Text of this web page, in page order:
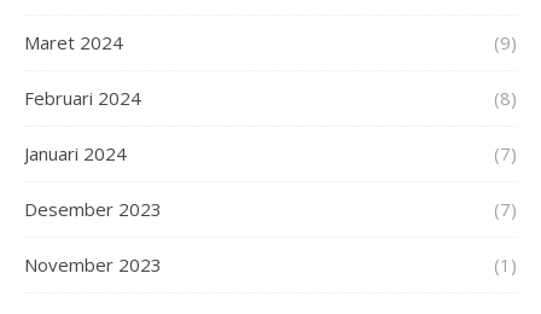
Maret 2024 (9)
Februari 2024 (8)
Januari 2024 (7)
Desember 2023 (7)
November 2023 (1)